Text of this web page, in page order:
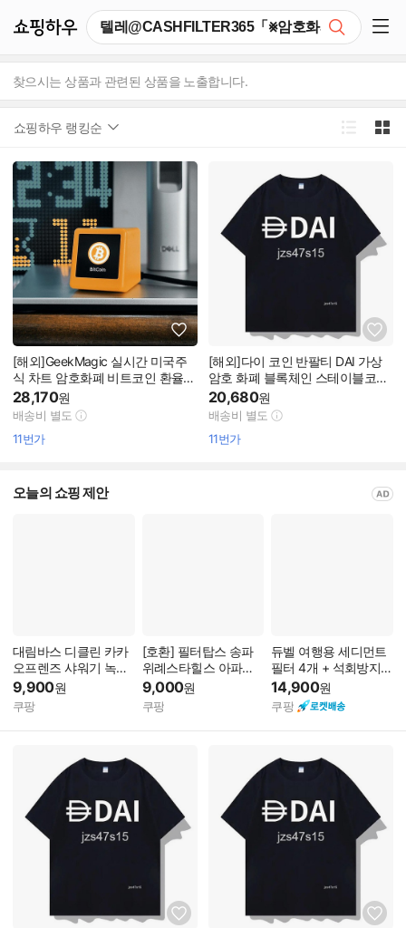
찾으시는 상품과 관련된 상품을 노출합니다.
쇼핑하우 랭킹순
[해외]GeekMagic 실시간 미국주
식 차트 암호화폐 비트코인 환율
장식
28,170원
배송비 별도
11번가
[해외]다이 코인 반팔티 DAI 가상
암호 화폐 블록체인 스테이블코인
투자자 굿즈 티셔츠
20,680원
배송비 별도
11번가
오늘의 쇼핑 제안
대림바스 디클린 카카
오프렌즈 샤워기 녹물
제거 호환필터 10개,
10개, 단일색상
9,900원
쿠팡
[호환] 필터탑스 송파
위례스타힐스 아파트
기본구성 환기시스템
프리미엄 전열교환기
필터 H13등급 초미세
먼지 제거 공동구매, 1
9,000원
쿠팡
듀벨 여행용 세디먼트
필터 4개 + 석회방지
헤드필터, 1세트, 무향
14,900원
쿠팡